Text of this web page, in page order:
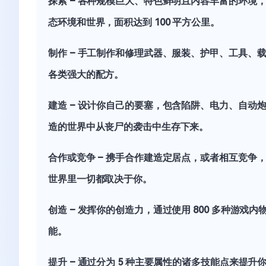
态环境和世界，面积达到 100 平方公里。
制作 – 手工制作和修理武器、服装、护甲、工具、
各类强大的配方。
建造 – 设计你自己的要塞，包含陷阱、电力、自动
造的世界中从丧尸的袭击中生存下来。
合作或竞争 – 携手合作建造定居点，或者相互竞争
世界里一切都取决于你。
创造 – 发挥你的创造力，通过使用 800 多种游戏内
能。
提升 – 通过分为 5 种主要属性的诸多技能点来提升